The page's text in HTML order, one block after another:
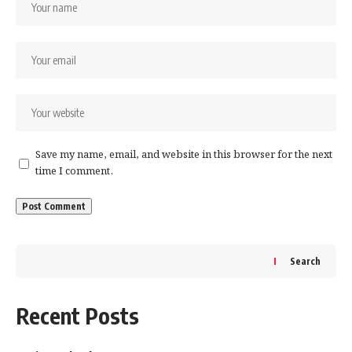
Save my name, email, and website in this browser for the next
time I comment.
Search
Recent Posts